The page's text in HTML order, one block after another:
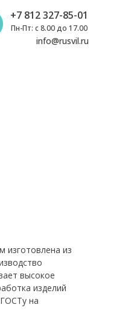
+7 812 327-85-01
Пн-Пт: с 8.00 до 17.00
info@rusvil.ru
изготовлена из
высокое
изделий
на